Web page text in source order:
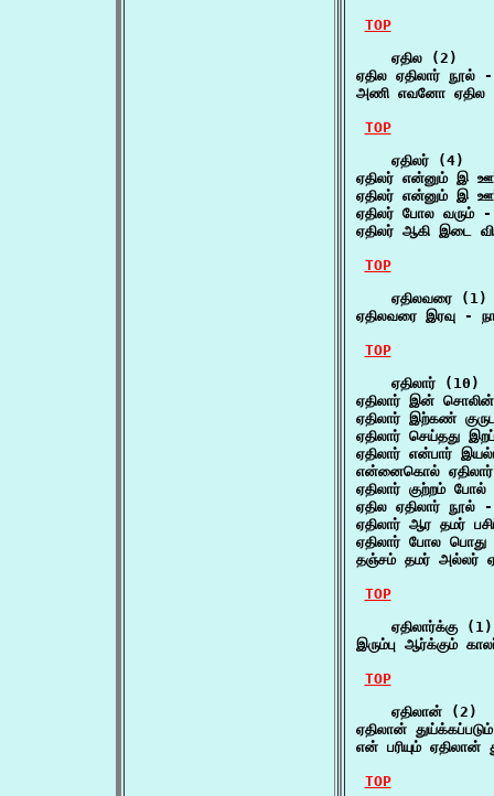
TOP
    ஏதில (2)
ஏதில ஏதிலார் நூல்
அணி எவனோ ஏதில
TOP
    ஏதிலர் (4)
ஏதிலர் என்னும் இ
ஏதிலர் என்னும் இ
ஏதிலர் போல வரும்
ஏதிலர் ஆகி இடை
TOP
    ஏதிலவரை (1)
ஏதிலவரை இரவு -
TOP
    ஏதிலார் (10)
ஏதிலார் இன்
ஏதிலார் இற்கண்
ஏதிலார் செய்தது
ஏதிலார் என்பார்
என்னைகொல் ஏதிலார்
ஏதிலார் குற்றம்
ஏதில ஏதிலார் நூல்
ஏதிலார் ஆர தமர்
ஏதிலார் போல
தஞ்சம் தமர் அல்லர்
TOP
    ஏதிலார்க்கு (1)
இரும்பு ஆர்க்கும்
TOP
    ஏதிலான் (2)
ஏதிலான்
என் பரியும் ஏதிலான்
TOP